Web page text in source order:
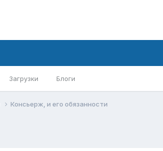
Загрузки Блоги
Консьерж, и его обязанности